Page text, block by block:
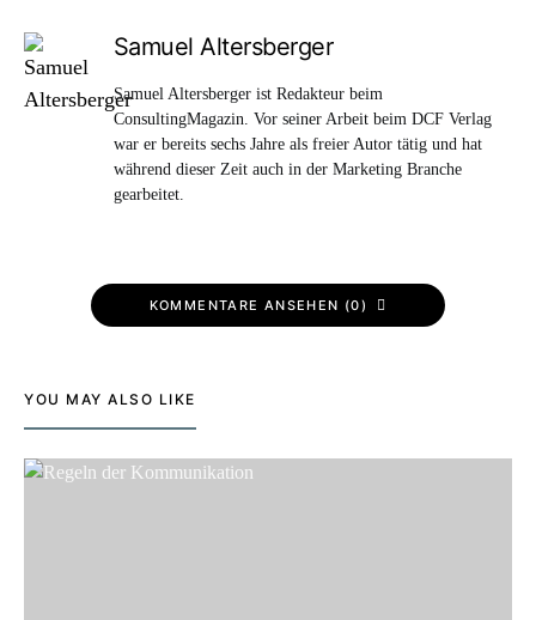
Samuel Altersberger
Samuel Altersberger ist Redakteur beim
ConsultingMagazin. Vor seiner Arbeit beim DCF Verlag
war er bereits sechs Jahre als freier Autor tätig und hat
während dieser Zeit auch in der Marketing Branche
gearbeitet.
KOMMENTARE ANSEHEN (0)
YOU MAY ALSO LIKE